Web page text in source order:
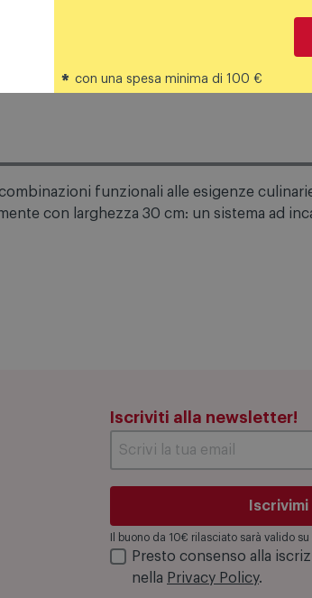
funzionali alle esigenze
con larghezza 30 cm: un sistema ad
Iscriviti alla newsletter!
Iscrivimi
Il buono da 10€ rilasciato sarà valido
Presto consenso alla
* con una spesa minima di 100 €